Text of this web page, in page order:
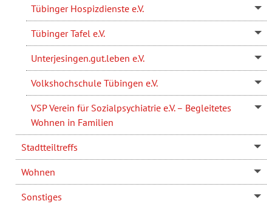
Tübinger Hospizdienste e.V.
Tübinger Tafel e.V.
Unterjesingen.gut.leben e.V.
Volkshochschule Tübingen e.V.
VSP Verein für Sozialpsychiatrie e.V. – Begleitetes
Wohnen in Familien
Stadtteiltreffs
Wohnen
Sonstiges